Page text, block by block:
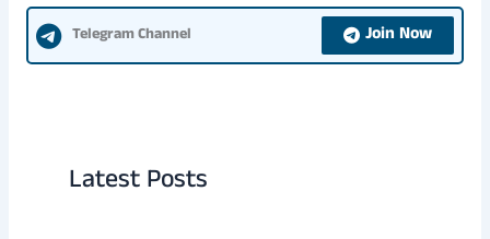
Telegram Channel Join Now
Latest Posts